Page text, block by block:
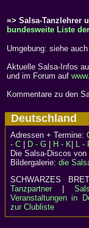
=> Salsa-Tanzlehrer
bundesweite Liste
Umgebung: siehe auch
Aktuelle Salsa-Infos
und im Forum auf
Kommentare zu den
Deutschland
Adressen + Termine:
- C
D - G H - K L -
Die Salsa-Discos von
Bildergalerie: die
SCHWARZES
Tanzpartner|
Veranstaltungen in
zur Clubliste